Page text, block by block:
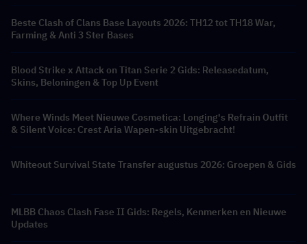
Beste Clash of Clans Base Layouts 2026: TH12 tot TH18 War,
Farming & Anti 3 Ster Bases
Blood Strike x Attack on Titan Serie 2 Gids: Releasedatum,
Skins, Beloningen & Top Up Event
Where Winds Meet Nieuwe Cosmetica: Longing's Refrain Outfit
& Silent Voice: Crest Aria Wapen-skin Uitgebracht!
Whiteout Survival State Transfer augustus 2026: Groepen & Gids
MLBB Chaos Clash Fase II Gids: Regels, Kenmerken en Nieuwe
Updates